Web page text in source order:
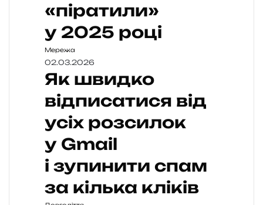
«піратили»
у 2025 році
Мережа
02.03.2026
Як швидко
відписатися від
усіх розсилок
у Gmail
і зупинити спам
за кілька кліків